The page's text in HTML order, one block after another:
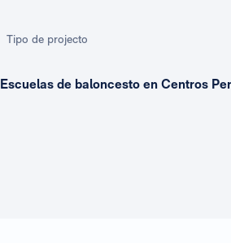
Tipo de projecto
Escuelas de baloncesto en Centros